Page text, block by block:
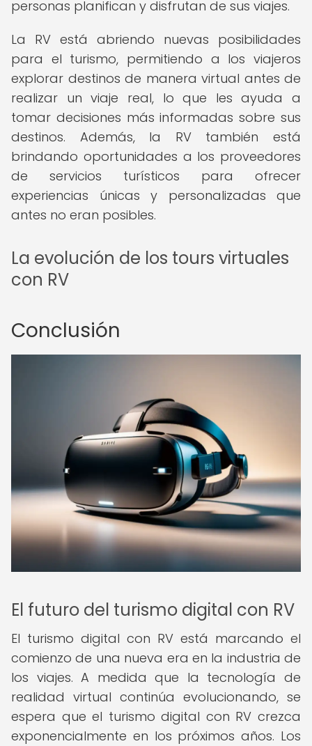
personas planifican y disfrutan de sus viajes.
La RV está abriendo nuevas posibilidades
para el turismo, permitiendo a los viajeros
explorar destinos de manera virtual antes de
realizar un viaje real, lo que les ayuda a
tomar decisiones más informadas sobre sus
destinos. Además, la RV también está
brindando oportunidades a los proveedores
de servicios turísticos para ofrecer
experiencias únicas y personalizadas que
antes no eran posibles.
La evolución de los tours virtuales
con RV
Conclusión
El futuro del turismo digital con RV
El turismo digital con RV está marcando el
comienzo de una nueva era en la industria de
los viajes. A medida que la tecnología de
realidad virtual continúa evolucionando, se
espera que el turismo digital con RV crezca
exponencialmente en los próximos años. Los